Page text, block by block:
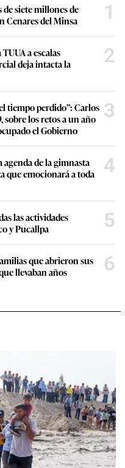
siete millones de
Cenares del Minsa
1
a escalas
deja intacta la
2
tiempo perdido”: Carlos
sobre los retos a un año
el Gobierno
3
agenda de la gimnasta
que emocionará a toda
4
las actividades
y Pucallpa
5
que abrieron sus
llevaban años
6